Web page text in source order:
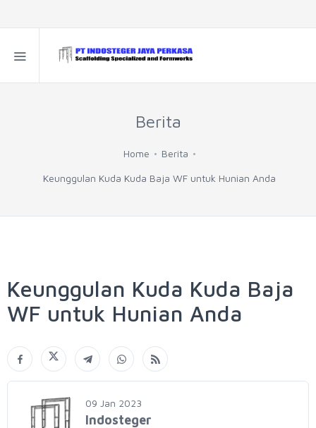
Berita
Home Berita
Keunggulan Kuda Kuda Baja WF untuk Hunian Anda
Keunggulan Kuda Kuda Baja
WF untuk Hunian Anda
09 Jan 2023
Indosteger